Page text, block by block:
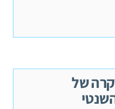
של